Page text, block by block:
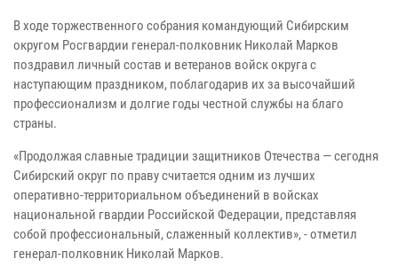
В ходе торжественного собрания командующий Сибирским
округом Росгвардии генерал-полковник Николай Марков
поздравил личный состав и ветеранов войск округа с
наступающим праздником, поблагодарив их за высочайший
профессионализм и долгие годы честной службы на благо
страны.
«Продолжая славные традиции защитников Отечества — сегодня
Сибирский округ по праву считается одним из лучших
оперативно-территориальном объединений в войсках
национальной гвардии Российской Федерации, представляя
собой профессиональный, слаженный коллектив», ‑ отметил
генерал-полковник Николай Марков.